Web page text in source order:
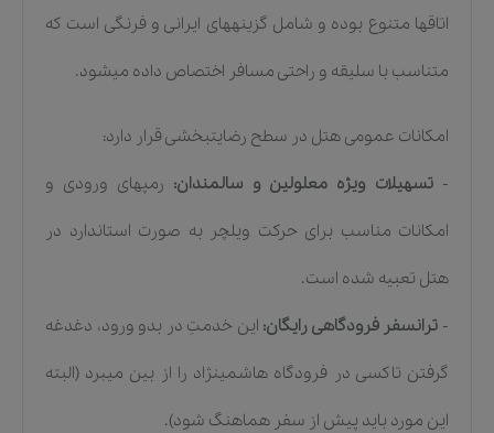
اتاقها متنوع بوده و شامل گزینههای ایرانی و فرنگی است که
متناسب با سلیقه و راحتی مسافر اختصاص داده میشود.
امکانات عمومی هتل در سطح رضایتبخشی قرار دارد:
- تسهیلات ویژه معلولین و سالمندان: رمپهای ورودی و
امکانات مناسب برای حرکت ویلچر به صورت استاندارد در
هتل تعبیه شده است.
- ترانسفر فرودگاهی رایگان: این خدمتِ در بدو ورود، دغدغه
گرفتن تاکسی در فرودگاه هاشمینژاد را از بین میبرد (البته
این مورد باید پیش از سفر هماهنگ شود).